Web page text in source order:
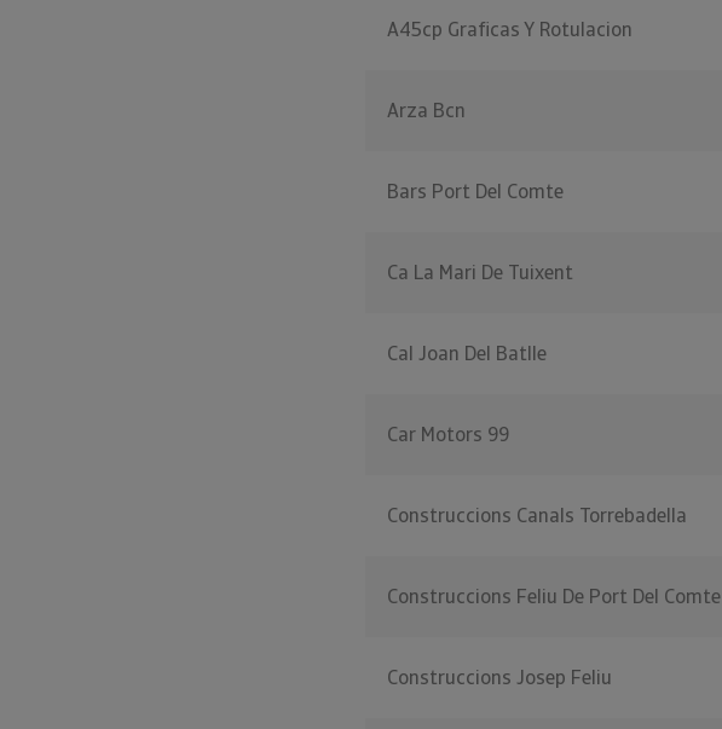
A45cp Graficas Y Rotulacion
Arza Bcn
Bars Port Del Comte
Ca La Mari De Tuixent
Cal Joan Del Batlle
Car Motors 99
Construccions Canals Torrebadella
Construccions Feliu De Port Del Comte
Construccions Josep Feliu